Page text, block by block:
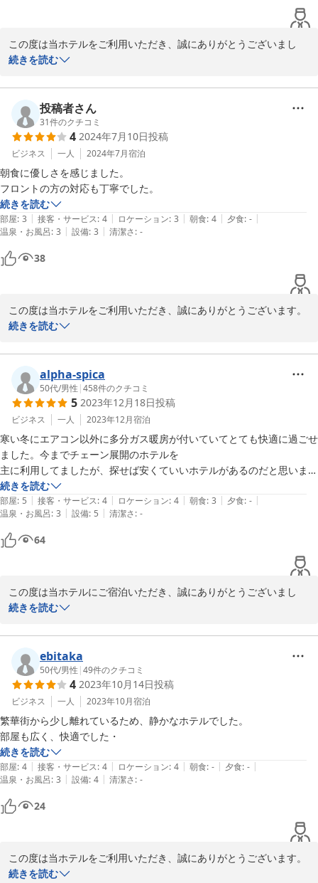
この度は当ホテルをご利用いただき、誠にありがとうございまし
た。
お祭りの日のご滞在でございましたが、喧騒から離れて夜は静かに
お休みいただけたとのこと、安心いたしました。当ホテルは駅周辺
の賑やかさから少し離れた、落ち着いた環境が特徴となっておりま
す。
また近くにお越しの機会がございましたら、ぜひ当ホテルをご利用
セントラルホテル＜福島県＞
2026-05-26
続きを読む
投稿者さん
31件のクチコミ
4 2024年7月10日投稿
ビジネス 一人 2024年7月宿泊
朝食に優しさを感じました。
フロントの方の対応も丁寧でした。
続きを読む
部屋: 3 | 接客・サービス: 4 | ロケーション: 3 | 朝食: 4 | 夕食: - |
温泉・お風呂: 3 | 設備: 3 | 清潔さ: -
38
この度は当ホテルをご利用いただき、誠にありがとうございます。
また、大変温かいお言葉をお寄せいただきましたこと、重ねて御礼
朝食やフロントスタッフの対応について「優しさを感じた」「丁寧
だった」とお褒めいただき、私どもにとってこれ以上ない励みにな
ります。
これからもお客様に寄り添った心地よいサービスと空間を提供でき
るよう、スタッフ一同努めてまいります。またのお越しを心よりお
セントラルホテル＜福島県＞
2026-05-26
続きを読む
alpha-spica
50代/男性 |458件のクチコミ
5 2023年12月18日投稿
ビジネス 一人 2023年12月宿泊
寒い冬にエアコン以外に多分ガス暖房が付いていてとても快適に過ごせ
ました。今までチェーン展開のホテルを
主に利用してましたが、探せば安くていいホテルがあるのだと思いまし
た。
続きを読む
部屋: 5 | 接客・サービス: 4 | ロケーション: 4 | 朝食: 3 | 夕食: - |
温泉・お風呂: 3 | 設備: 5 | 清潔さ: -
64
この度は当ホテルにご宿泊いただき、誠にありがとうございまし
た。
暖房で快適にお過ごしいただけたとのこと、大変嬉しく存じます。
また「安くていいホテル」とのお言葉は、私どもにとって大変励み
になります。
今後も皆さまに快適な時間を提供できるよう努めてまいります。ま
セントラルホテル＜福島県＞
2026-05-26
続きを読む
ebitaka
50代/男性 |49件のクチコミ
4 2023年10月14日投稿
ビジネス 一人 2023年10月宿泊
繁華街から少し離れているため、静かなホテルでした。
部屋も広く、快適でした・
続きを読む
部屋: 4 | 接客・サービス: 4 | ロケーション: 4 | 朝食: - | 夕食: - |
温泉・お風呂: 3 | 設備: 4 | 清潔さ: -
24
この度は当ホテルをご利用いただき、誠にありがとうございます。
続きを読む